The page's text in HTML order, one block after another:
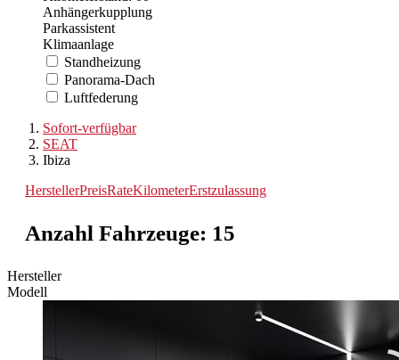
Anhängerkupplung
Parkassistent
Klimaanlage
Standheizung
Panorama-Dach
Luftfederung
Sofort-verfügbar
SEAT
Ibiza
HerstellerPreisRateKilometerErstzulassung
Anzahl Fahrzeuge: 15
Hersteller
Modell